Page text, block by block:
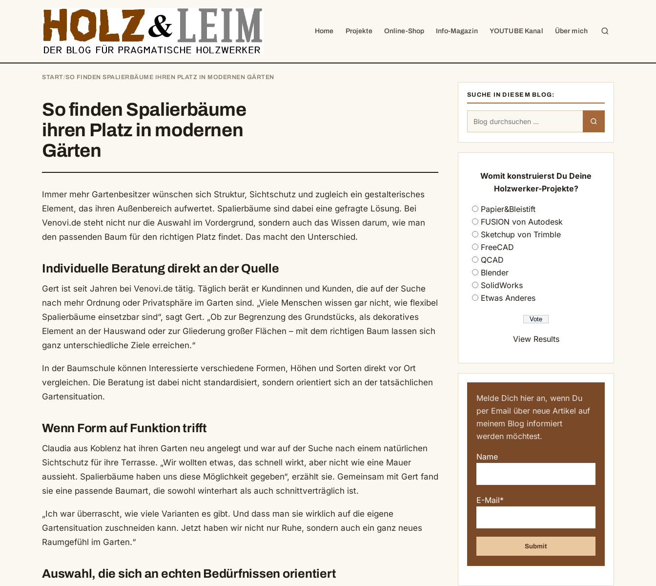
Home Projekte Online-Shop Info-Magazin YOUTUBE Kanal Über mich
Suche
START/SO FINDEN SPALIERBÄUME IHREN PLATZ IN MODERNEN GÄRTEN
So finden Spalierbäume
ihren Platz in modernen
Gärten
Immer mehr Gartenbesitzer wünschen sich Struktur, Sichtschutz und zugleich ein gestalterisches
Element, das ihren Außenbereich aufwertet. Spalierbäume sind dabei eine gefragte Lösung. Bei
Venovi.de steht nicht nur die Auswahl im Vordergrund, sondern auch das Wissen darum, wie man
den passenden Baum für den richtigen Platz findet. Das macht den Unterschied.
Individuelle Beratung direkt an der Quelle
Gert ist seit Jahren bei Venovi.de tätig. Täglich berät er Kundinnen und Kunden, die auf der Suche
nach mehr Ordnung oder Privatsphäre im Garten sind. „Viele Menschen wissen gar nicht, wie flexibel
Spalierbäume einsetzbar sind“, sagt Gert. „Ob zur Begrenzung des Grundstücks, als dekoratives
Element an der Hauswand oder zur Gliederung großer Flächen – mit dem richtigen Baum lassen sich
ganz unterschiedliche Ziele erreichen.“
In der Baumschule können Interessierte verschiedene Formen, Höhen und Sorten direkt vor Ort
vergleichen. Die Beratung ist dabei nicht standardisiert, sondern orientiert sich an der tatsächlichen
Gartensituation.
Wenn Form auf Funktion trifft
Claudia aus Koblenz hat ihren Garten neu angelegt und war auf der Suche nach einem natürlichen
Sichtschutz für ihre Terrasse. „Wir wollten etwas, das schnell wirkt, aber nicht wie eine Mauer
aussieht. Spalierbäume haben uns diese Möglichkeit gegeben“, erzählt sie. Gemeinsam mit Gert fand
sie eine passende Baumart, die sowohl winterhart als auch schnittverträglich ist.
„Ich war überrascht, wie viele Varianten es gibt. Und dass man sie wirklich auf die eigene
Gartensituation zuschneiden kann. Jetzt haben wir nicht nur Ruhe, sondern auch ein ganz neues
Raumgefühl im Garten.“
Auswahl, die sich an echten Bedürfnissen orientiert
SUCHE IN DIESEM BLOG:
nach:
Womit konstruierst Du Deine
Holzwerker-Projekte?
Papier&Bleistift
FUSION von Autodesk
Sketchup von Trimble
FreeCAD
QCAD
Blender
SolidWorks
Etwas Anderes
View Results
Melde Dich hier an, wenn Du
per Email über neue Artikel auf
meinem Blog informiert
werden möchtest.
Name
E-Mail*